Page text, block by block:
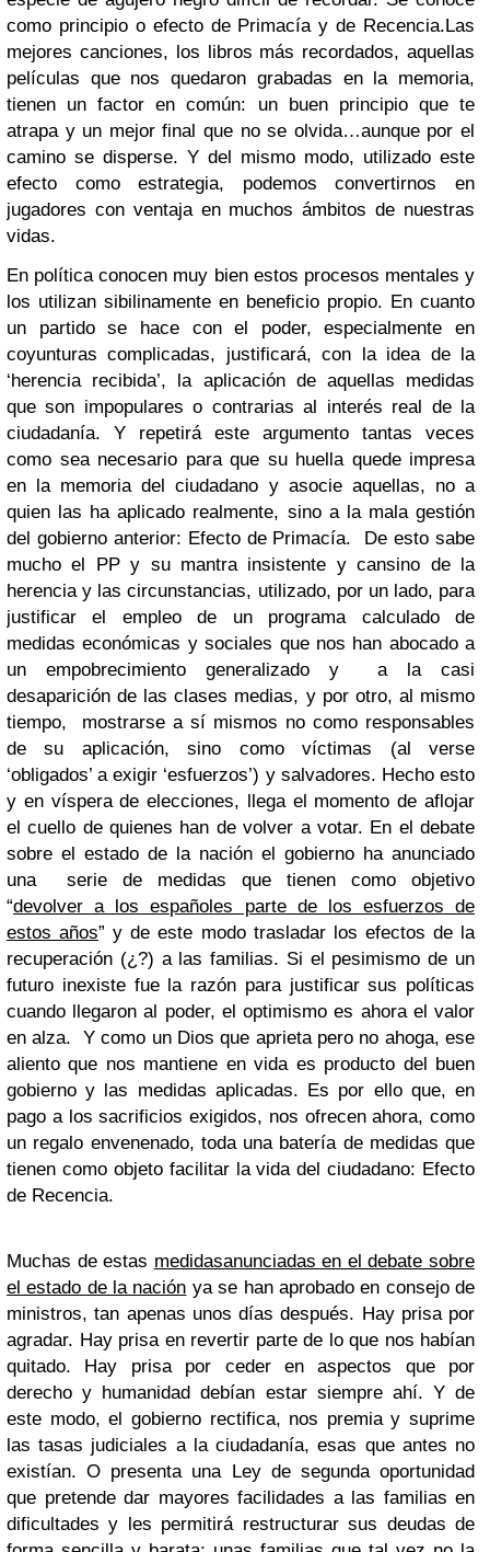
como principio o efecto de Primacía y de Recencia.Las
mejores canciones, los libros más recordados, aquellas
películas que nos quedaron grabadas en la memoria,
tienen un factor en común: un buen principio que te
atrapa y un mejor final que no se olvida…aunque por el
camino se disperse. Y del mismo modo, utilizado este
efecto como estrategia, podemos convertirnos en
jugadores con ventaja en muchos ámbitos de nuestras
vidas.
En política conocen muy bien estos procesos mentales y
los utilizan sibilinamente en beneficio propio. En cuanto
un partido se hace con el poder, especialmente en
coyunturas complicadas, justificará, con la idea de la
‘herencia recibida’, la aplicación de aquellas medidas
que son impopulares o contrarias al interés real de la
ciudadanía. Y repetirá este argumento tantas veces
como sea necesario para que su huella quede impresa
en la memoria del ciudadano y asocie aquellas, no a
quien las ha aplicado realmente, sino a la mala gestión
del gobierno anterior: Efecto de Primacía. De esto sabe
mucho el PP y su mantra insistente y cansino de la
herencia y las circunstancias, utilizado, por un lado, para
justificar el empleo de un programa calculado de
medidas económicas y sociales que nos han abocado a
un empobrecimiento generalizado y a la casi
desaparición de las clases medias, y por otro, al mismo
tiempo, mostrarse a sí mismos no como responsables
de su aplicación, sino como víctimas (al verse
‘obligados’ a exigir ‘esfuerzos’) y salvadores. Hecho esto
y en víspera de elecciones, llega el momento de aflojar
el cuello de quienes han de volver a votar. En el debate
sobre el estado de la nación el gobierno ha anunciado
una serie de medidas que tienen como objetivo
“devolver a los españoles parte de los esfuerzos de
estos años” y de este modo trasladar los efectos de la
recuperación (¿?) a las familias. Si el pesimismo de un
futuro inexiste fue la razón para justificar sus políticas
cuando llegaron al poder, el optimismo es ahora el valor
en alza. Y como un Dios que aprieta pero no ahoga, ese
aliento que nos mantiene en vida es producto del buen
gobierno y las medidas aplicadas. Es por ello que, en
pago a los sacrificios exigidos, nos ofrecen ahora, como
un regalo envenenado, toda una batería de medidas que
tienen como objeto facilitar la vida del ciudadano: Efecto
de Recencia.
Muchas de estas medidasanunciadas en el debate sobre
el estado de la nación ya se han aprobado en consejo de
ministros, tan apenas unos días después. Hay prisa por
agradar. Hay prisa en revertir parte de lo que nos habían
quitado. Hay prisa por ceder en aspectos que por
derecho y humanidad debían estar siempre ahí. Y de
este modo, el gobierno rectifica, nos premia y suprime
las tasas judiciales a la ciudadanía, esas que antes no
existían. O presenta una Ley de segunda oportunidad
que pretende dar mayores facilidades a las familias en
dificultades y les permitirá restructurar sus deudas de